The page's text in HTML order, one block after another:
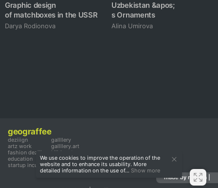
Graphic design
of matchboxes in the USSR
Darya Rodionova
Uzbekistan &apos;
s Ornaments
Alina Umirova
geograffee
deziiign
artz work
fashion deziiign
education
startup incubator
gallllery
gallllery.art
kiiids.art
made by mediiia |
We use cookies to improve the operation of the
website and to enhance its usability. More
detailed information on the use of... Show more